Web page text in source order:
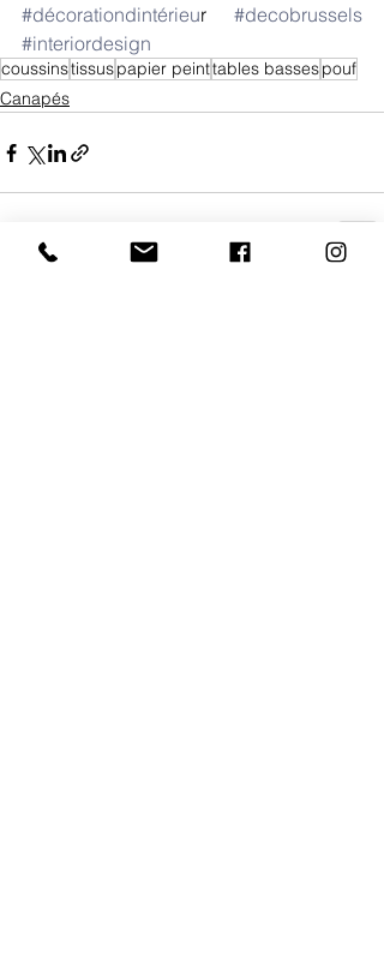
#décorationdintérieur #decobrussels
#interiordesign
coussinstissuspapier peinttables bassespouf
Canapés